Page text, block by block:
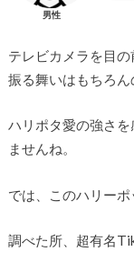
男性
テレビカメラを目
振る舞いはもちろん
ハリポタ愛の強さ
ませんね。
では、このハリー
調べた所、超有名